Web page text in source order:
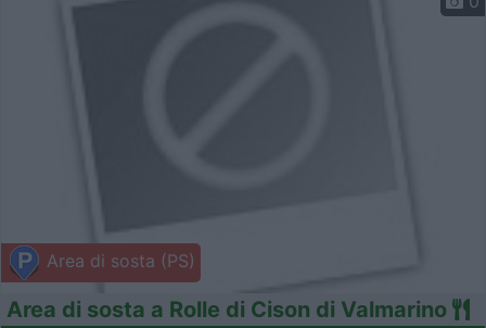
Area di sosta (PS)
Area di sosta a Rolle di Cison di Valmarino